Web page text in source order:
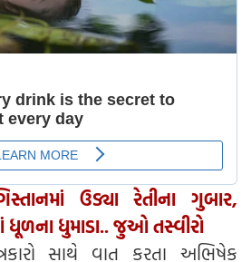
ઉડ્યા રેતીના ગુબાર,
ધૂળના ધુમાડા.. જુઓ તસ્વીરો
સાથે વાત કરતા અભિષેક